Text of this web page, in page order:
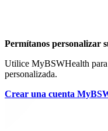
Permítanos personalizar
Utilice MyBSWHealth para
personalizada.
Crear una cuenta